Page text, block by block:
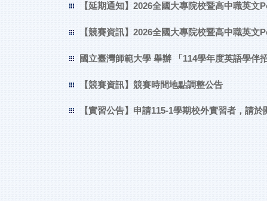
【延期通知】2026全國大專院校暨高中職英文
【競賽資訊】2026全國大專院校暨高中職英文
國立臺灣師範大學 舉辦 「114學年度英語學伴
【競賽資訊】競賽時間地點調整公告
【實習公告】申請115-1學期校外實習者，請